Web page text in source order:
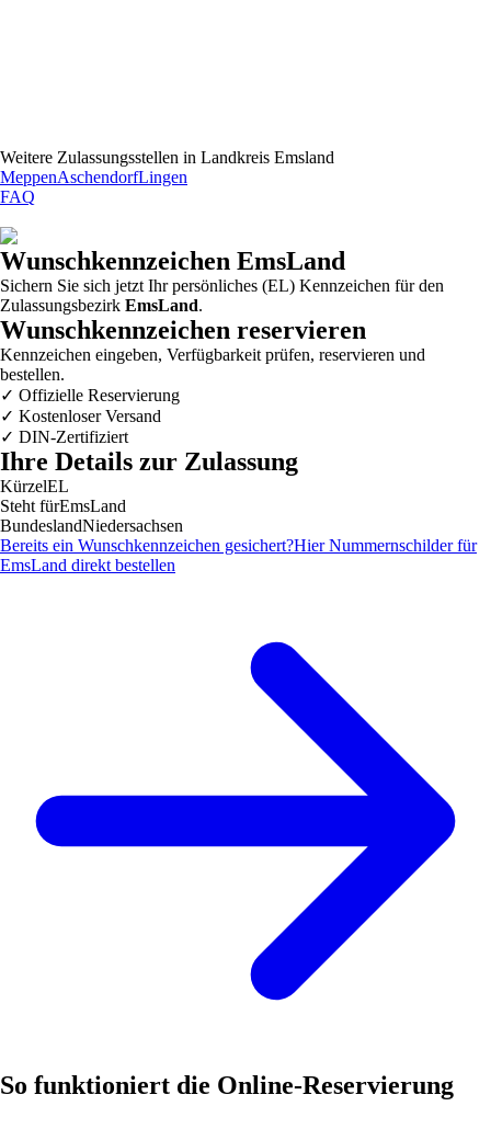
Weitere Zulassungsstellen in Landkreis Emsland
MeppenAschendorfLingen
FAQ
Wunschkennzeichen EmsLand
Sichern Sie sich jetzt Ihr persönliches (EL) Kennzeichen für den
Zulassungsbezirk EmsLand.
Wunschkennzeichen reservieren
Kennzeichen eingeben, Verfügbarkeit prüfen, reservieren und
bestellen.
✓ Offizielle Reservierung
✓ Kostenloser Versand
✓ DIN-Zertifiziert
Ihre Details zur Zulassung
KürzelEL
Steht fürEmsLand
BundeslandNiedersachsen
Bereits ein Wunschkennzeichen gesichert?Hier Nummernschilder für
EmsLand direkt bestellen
So funktioniert die Online-Reservierung